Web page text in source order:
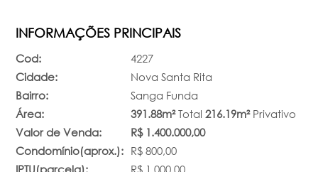
INFORMAÇÕES PRINCIPAIS
Cod:
4227
Cidade:
Nova Santa Rita
Bairro:
Sanga Funda
Área:
391.88m²Total 216.19m²Privativo
Valor de Venda:
R$ 1.400.000,00
Condomínio(aprox.):
R$ 800,00
IPTU(parcela):
R$ 1.000,00